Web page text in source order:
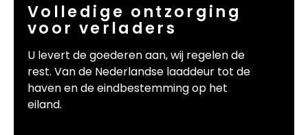
Volledige ontzorging
voor verladers
U levert de goederen aan, wij regelen de
rest. Van de Nederlandse laaddeur tot de
haven en de eindbestemming op het
eiland.